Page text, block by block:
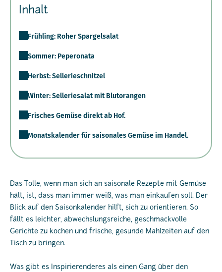
Inhalt
Frühling: Roher Spargelsalat
Sommer: Peperonata
Herbst: Sellerieschnitzel
Winter: Selleriesalat mit Blutorangen
Frisches Gemüse direkt ab Hof.
Monatskalender für saisonales Gemüse im Handel.
Das Tolle, wenn man sich an saisonale Rezepte mit Gemüse
hält, ist, dass man immer weiß, was man einkaufen soll. Der
Blick auf den Saisonkalender hilft, sich zu orientieren. So
fällt es leichter, abwechslungsreiche, geschmackvolle
Gerichte zu kochen und frische, gesunde Mahlzeiten auf den
Tisch zu bringen.
Was gibt es Inspirierenderes als einen Gang über den